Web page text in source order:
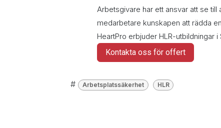
Arbetsgivare har ett ansvar att se till
medarbetare kunskapen att rädda
HeartPro erbjuder HLR-utbildningar
Kontakta oss för offert
# Arbetsplatssäkerhet HLR